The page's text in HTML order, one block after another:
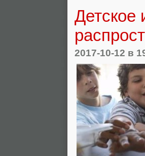
Детское
2017-10-12 в